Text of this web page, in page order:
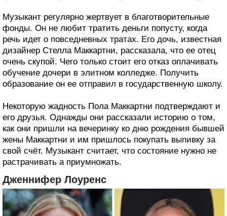
Музыкант регулярно жертвует в благотворительные
фонды. Он не любит тратить деньги попусту, когда
речь идет о повседневных тратах. Его дочь, известная
дизайнер Стелла Маккартни, рассказала, что ее отец
очень скупой. Чего только стоит его отказ оплачивать
обучение дочери в элитном колледже. Получить
образование он ее отправил в государственную школу.
Некоторую жадность Пола Маккартни подтверждают и
его друзья. Однажды они рассказали историю о том,
как они пришли на вечеринку ко дню рождения бывшей
жены Маккартни и им пришлось покупать выпивку за
свой счёт. Музыкант считает, что состояние нужно не
растрачивать а приумножать.
Дженнифер Лоуренс